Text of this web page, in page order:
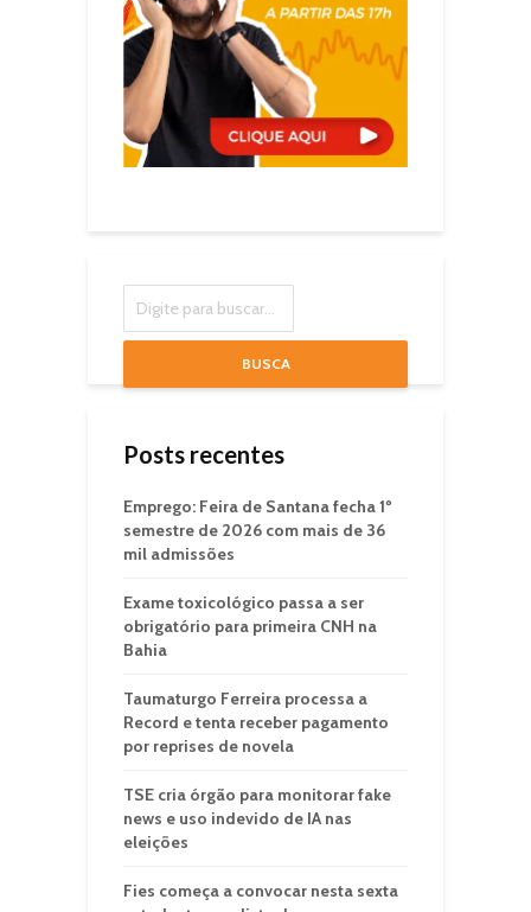
BUSCA
Posts recentes
Emprego: Feira de Santana fecha 1º
semestre de 2026 com mais de 36
mil admissões
Exame toxicológico passa a ser
obrigatório para primeira CNH na
Bahia
Taumaturgo Ferreira processa a
Record e tenta receber pagamento
por reprises de novela
TSE cria órgão para monitorar fake
news e uso indevido de IA nas
eleições
Fies começa a convocar nesta sexta